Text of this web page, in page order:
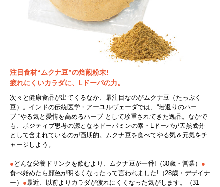
注目食材“ムクナ豆”の焙煎粉末!
疲れにくいカラダに、Lドーパの力。
次々と健康食品が出てくるなか、最注目なのがムクナ豆（たっぷく
豆）。インドの伝統医学・アーユルヴェーダでは、“若返りのハー
ブ”“やる気と愛情を高めるハーブ”として珍重されてきた逸品。なかで
も、ポジティブ思考の源となるドーパミンの素・Lドーパが天然成分
として含まれているのが画期的。ムクナ豆を食べてやる気＆元気をチ
ャージしよう。
● どんな栄養ドリンクを飲むより、ムクナ豆が一番!（30歳・営業） ●
食べ始めたら顔色が明るくなったって言われました!（28歳・デザイナ
ー） ●最近、以前よりカラダが疲れにくくなった気がします。（31